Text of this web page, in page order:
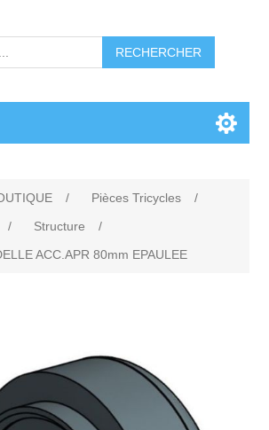
RECHERCHER
/ Pièces Tricycles
/
/ Structure
/
ACC.APR 80mm EPAULEE